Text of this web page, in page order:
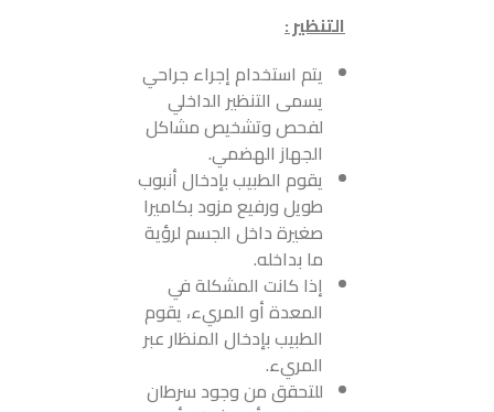
التنظير :
يتم استخدام إجراء جراحي
يسمى التنظير الداخلي
لفحص وتشخيص مشاكل
الجهاز الهضمي.
يقوم الطبيب بإدخال أنبوب
طويل ورفيع مزود بكاميرا
صغيرة داخل الجسم لرؤية
ما بداخله.
إذا كانت المشكلة في
المعدة أو المريء، يقوم
الطبيب بإدخال المنظار عبر
المريء.
للتحقق من وجود سرطان